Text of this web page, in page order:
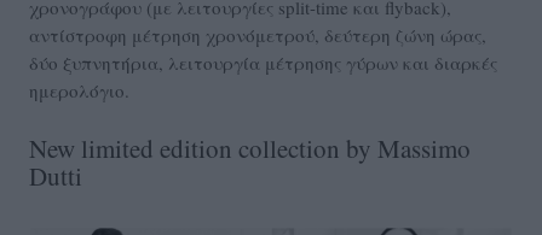
χρονογράφου (με λειτουργίες split-time και flyback),
αντίστροφη μέτρηση χρονόμετρού, δεύτερη ζώνη ώρας,
δύο ξυπνητήρια, λειτουργία μέτρησης γύρων και διαρκές
ημερολόγιο.
New limited edition collection by Massimo
Dutti